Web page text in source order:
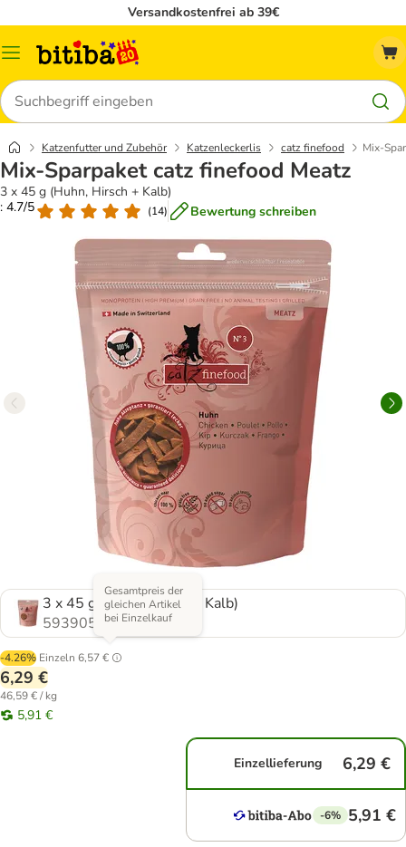
Versandkostenfrei ab 39€
Menü
Suchen
Katzenfutter und Zubehör Katzenleckerlis catz finefood Mix-
Mix-Sparpaket catz finefood Meatz
3 x 45 g (Huhn, Hirsch + Kalb)
: 4.7/5
(14) Bewertung schreiben
3 x 45 g (Huhn, Hirsch + Kalb)
593905.3
-4.26% Einzeln 6,57 €
Gesamtpreis der
gleichen Artikel
bei Einzelkauf
6,29 €
46,59 € / kg
5,91 €
Einzellieferung 6,29 €
-6% 5,91 €